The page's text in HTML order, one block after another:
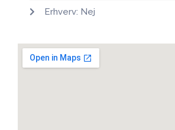
Erhverv: Nej